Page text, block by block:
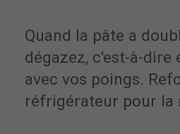
Quand la pâte a
dégazez, c'est-à-
avec vos poings.
réfrigérateur pour la